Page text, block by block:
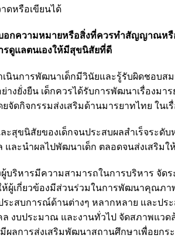
ดหรือเขียนได้
อกความหมายหรือสิ่งที่ควรทำสัญญาณห
รดูแลตนเองให้มีสุขนิสัยที่ดี
เนินการพัฒนาเด็กมีวินัยและรู้รับผิดชอบส
างยั่งยืน เด็กควรได้รับการพัฒนาเรื่องม
จัดกิจกรรมส่งเสริมด้านมารยาทไทย ในเ
สุขนิสัยของเด็กจนประสบผลสำเร็จระดั
ละนำผลไปพัฒนาเด็ก ตลอดจนส่งเสริม
ผู้บริหารมีความสามารถในการบริหาร จั
ห้ผู้เกี่ยวข้องมีส่วนร่วมในการพัฒนาคุณภ
ะสบการณ์ด้านต่างๆ หลากหลาย และป
งบประมาณ และงานทั่วไป จัดสภาพแวด
ลการส่งเสริมพัฒนาสถานศึกษาเพื่อยกร